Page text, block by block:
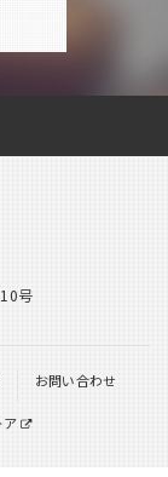
10号
お問い合わせ
ア